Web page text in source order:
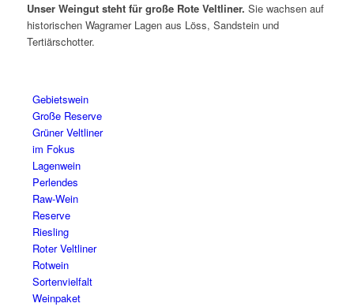
Unser Weingut steht für große Rote Veltliner. Sie wachsen auf
historischen Wagramer Lagen aus Löss, Sandstein und
Tertiärschotter.
Gebietswein
Große Reserve
Grüner Veltliner
im Fokus
Lagenwein
Perlendes
Raw-Wein
Reserve
Riesling
Roter Veltliner
Rotwein
Sortenvielfalt
Weinpaket